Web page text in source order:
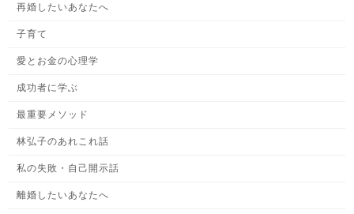
再婚したいあなたへ
子育て
愛とお金の心理学
成功者に学ぶ
最重要メソッド
林弘子のあれこれ話
私の失敗・自己開示話
離婚したいあなたへ